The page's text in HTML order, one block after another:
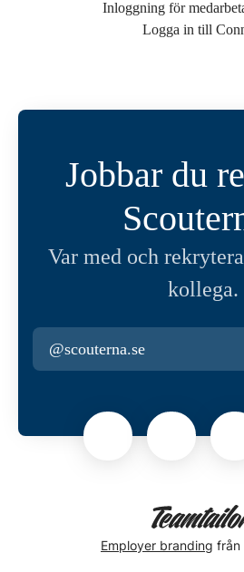
Inloggning för
Logga in till
Jobbar du
Var med och
kollega.
@scouterna.se
Employer branding från